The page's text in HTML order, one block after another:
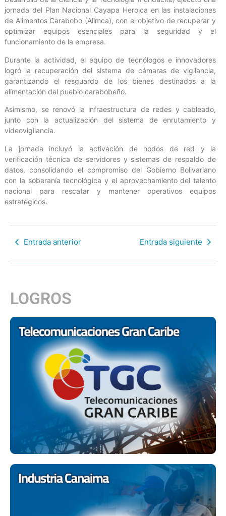
jornada del Plan Nacional Cayapa Heroica en las instalaciones
de Alimentos Carabobo (Alimca), con el objetivo de recuperar y
optimizar equipos esenciales para la seguridad y el
funcionamiento de la empresa.
Durante la actividad, el equipo de tecnólogos e innovadores
logró la recuperación del sistema de cámaras de vigilancia,
garantizando el resguardo de los bienes destinados a la
alimentación del pueblo carabobeño.
Asimismo, se renovó la infraestructura de redes y cableado,
junto con la actualización del sistema de enrutamiento y
videovigilancia.
La jornada incluyó la activación de nodos de red y la
verificación técnica de servidores y sistemas de respaldo de
datos, consolidando el compromiso del Gobierno Bolivariano
con la soberanía tecnológica y el aprovechamiento del talento
nacional para rescatar y mantener operativos equipos
estratégicos.
Entrada anterior Entrada siguiente
LOGROS